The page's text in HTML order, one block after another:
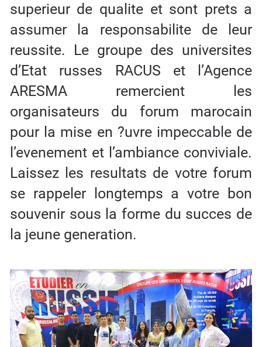
superieur de qualite et sont prets a
assumer la responsabilite de leur
reussite. Le groupe des universites
d’Etat russes RACUS et l’Agence
ARESMA remercient les
organisateurs du forum marocain
pour la mise en ?uvre impeccable de
l’evenement et l’ambiance conviviale.
Laissez les resultats de votre forum
se rappeler longtemps a votre bon
souvenir sous la forme du succes de
la jeune generation.